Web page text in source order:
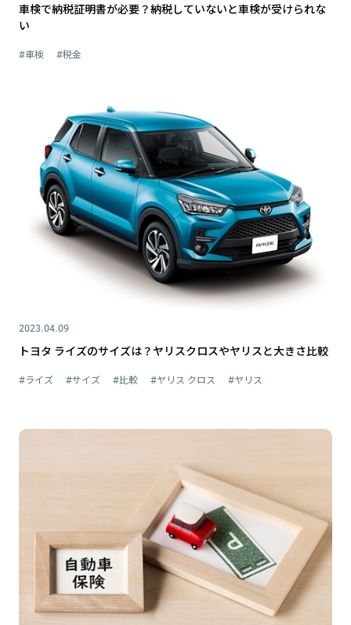
車検で納税証明書が必要？納税していないと車検が受けられな
い
#車検 #税金
2023.04.09
トヨタ ライズのサイズは？ヤリスクロスやヤリスと大きさ比較
#ライズ #サイズ #比較 #ヤリス クロス #ヤリス